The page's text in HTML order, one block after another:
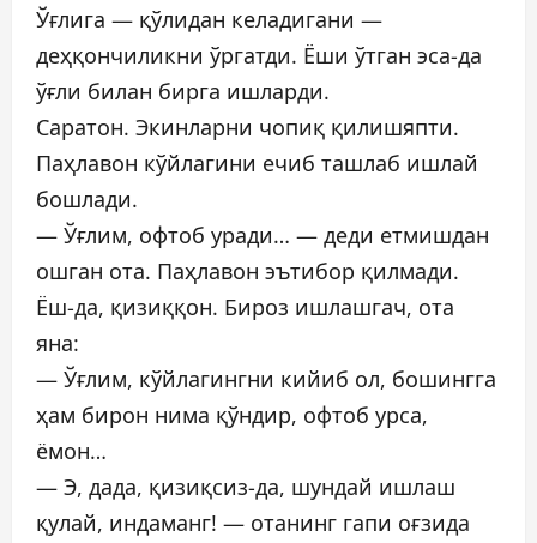
Ўғлига — қўлидан келадигани —
деҳқончиликни ўргатди. Ёши ўтган эса-да
ўғли билан бирга ишларди.
Саратон. Экинларни чопиқ қилишяпти.
Паҳлавон кўйлагини ечиб ташлаб ишлай
бошлади.
— Ўғлим, офтоб уради… — деди етмишдан
ошган ота. Паҳлавон эътибор қилмади.
Ёш-да, қизиққон. Бироз ишлашгач, ота
яна:
— Ўғлим, кўйлагингни кийиб ол, бошингга
ҳам бирон нима қўндир, офтоб урса,
ёмон…
— Э, дада, қизиқсиз-да, шундай ишлаш
қулай, индаманг! — отанинг гапи оғзида